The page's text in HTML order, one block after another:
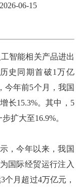
06-15
智能相关产品进出
史同期首破1万亿
年前5个月，我国
长15.3%。其中，5
扩大至16.9%。
，今年以来，我国
国际经贸运行注入
月超过4万亿元，